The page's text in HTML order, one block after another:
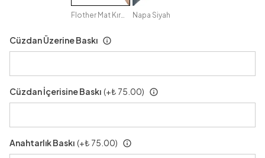
Flother Mat Kırmızı Napa Siyah
Cüzdan Üzerine Baskı
Cüzdan İçerisine Baskı (+₺ 75.00)
Anahtarlık Baskı (+₺ 75.00)